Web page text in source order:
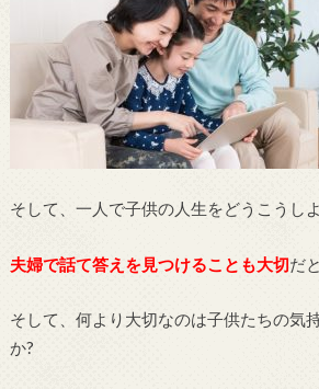
そして、一人で子供の人生をどうこうし
夫婦で話て答えを見つけることも大切だ
そして、何より大切なのは子供たちの気
か?